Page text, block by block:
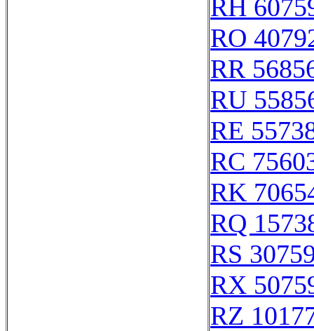
RH
RO
RR
RU
RE
RC
RK
RQ
RS
RX
RZ